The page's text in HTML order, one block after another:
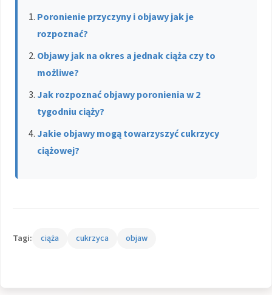
Poronienie przyczyny i objawy jak je
rozpoznać?
Objawy jak na okres a jednak ciąża czy to
możliwe?
Jak rozpoznać objawy poronienia w 2
tygodniu ciąży?
Jakie objawy mogą towarzyszyć cukrzycy
ciążowej?
Tagi: ciąża cukrzyca objaw